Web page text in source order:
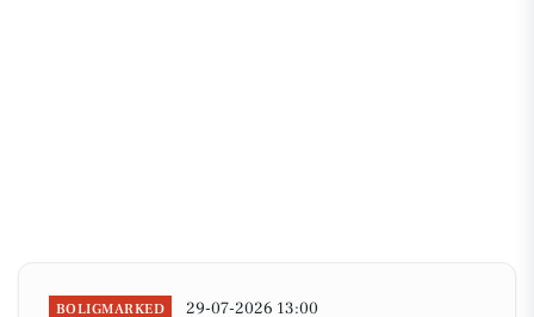
BOLIGMARKED 29-07-2026 13:00